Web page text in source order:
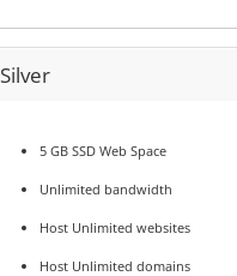
Silver
5 GB SSD Web Space
Unlimited bandwidth
Host Unlimited websites
Host Unlimited domains